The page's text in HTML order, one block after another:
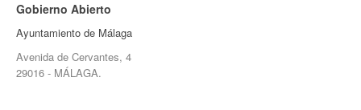
Gobierno Abierto
Ayuntamiento de Málaga
Avenida de Cervantes, 4
29016 - MÁLAGA.